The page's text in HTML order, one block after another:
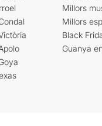
Millors
Millors
Black
Guanya